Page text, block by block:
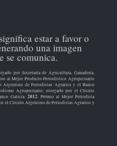
estar a favor o
una imagen
se comunica.
por Secretaría de Agricultura, Ganadería,
al Mejor Producto Periodístico Agropecuario
de Periodistas Agrarios y el Banco
Agropecuario; otorgado por el Círculo
Galicia. 2012. Premio al Mejor Periodista
el Círculo Argentino de Periodistas Agrarios y